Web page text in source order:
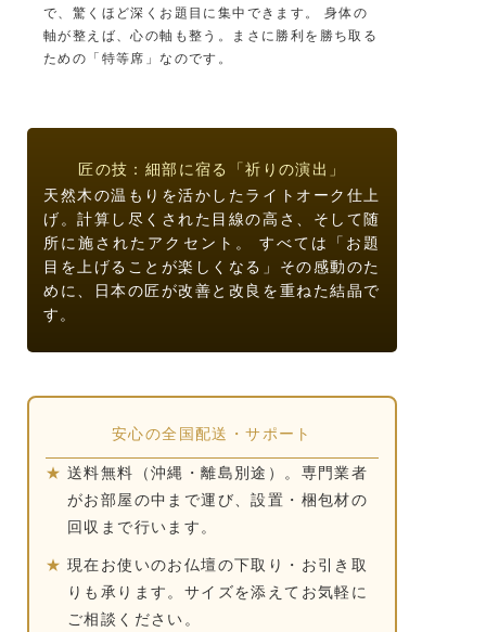
で、驚くほど深くお題目に集中できます。 身体の
軸が整えば、心の軸も整う。まさに勝利を勝ち取る
ための「特等席」なのです。
匠の技：細部に宿る「祈りの演出」
天然木の温もりを活かしたライトオーク仕上
げ。計算し尽くされた目線の高さ、そして随
所に施されたアクセント。 すべては「お題
目を上げることが楽しくなる」その感動のた
めに、日本の匠が改善と改良を重ねた結晶で
す。
安心の全国配送・サポート
★ 送料無料（沖縄・離島別途）。専門業者
がお部屋の中まで運び、設置・梱包材の
回収まで行います。
★ 現在お使いのお仏壇の下取り・お引き取
りも承ります。サイズを添えてお気軽に
ご相談ください。